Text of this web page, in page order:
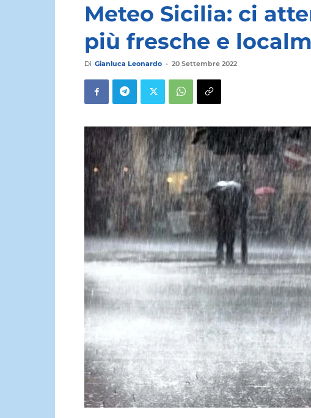
Meteo Sicilia: ci
più fresche e
Di Gianluca Leonardo - 20 Settembre 2022